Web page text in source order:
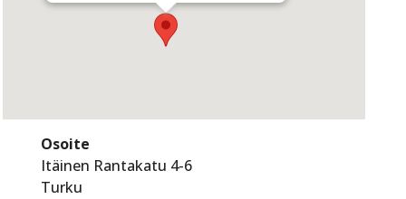
Osoite
Itäinen Rantakatu 4-6
Turku